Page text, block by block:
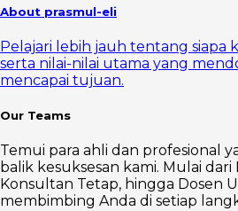
About prasmul-eli
Pelajari lebih jauh tentang siapa
serta nilai-nilai utama yang
mencapai tujuan.
Our Teams
Temui para ahli dan profesional
balik kesuksesan kami. Mulai dari
Konsultan Tetap, hingga Dosen
membimbing Anda di setiap